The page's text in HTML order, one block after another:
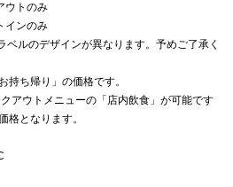
ウトのみ
インのみ
ルのデザインが異なります。予めご了承く
ち帰り」の価格です。
アウトメニューの「店内飲食」が可能です